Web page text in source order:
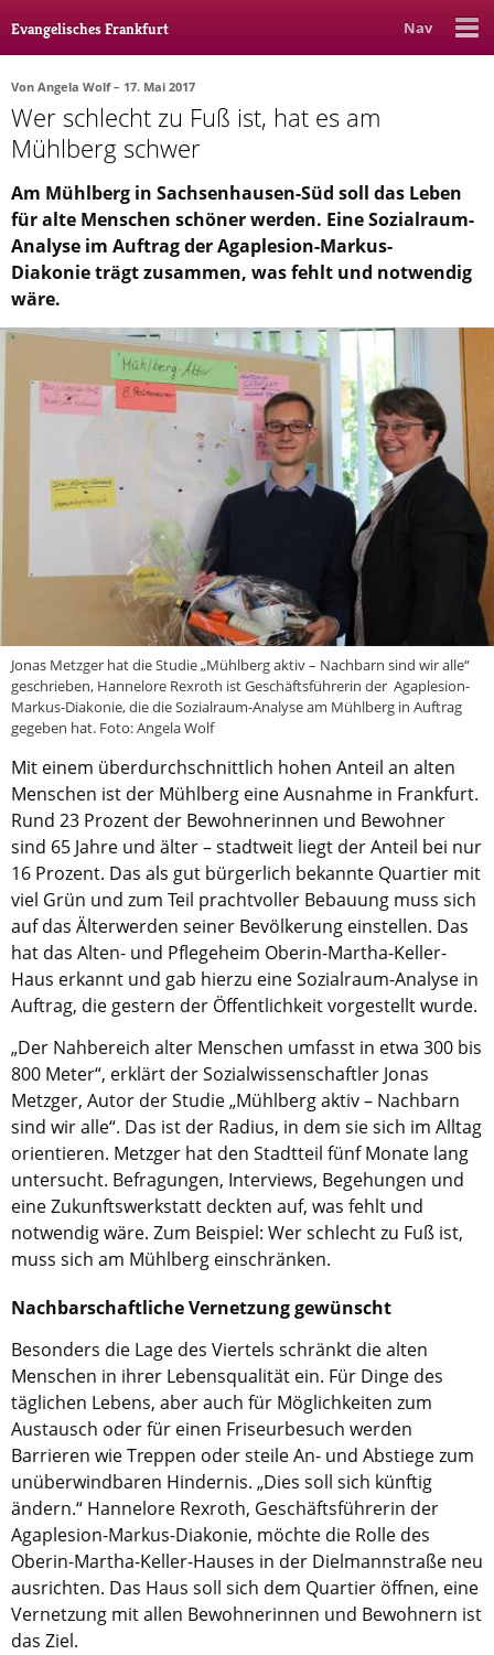
Evangelisches Frankfurt Nav
Rubrik Ausgabe Autor_in
Bücher & Filme
Ethik
Gott & Glauben
Kultur
Lebenslagen
Meinungen
Stadtkirche
Aktuelle Printausgabe
Oktober 2017
Informationen
Aus (nicht nur) Frankfurter Blogs
Beratung & Info
Impressum
Hinweis
Diese Website wurde am 28. November 2017
archiviert. Neues Online-Angebot:Evangelische
Kirche in Frankfurt.
Von Angela Wolf– 17. Mai 2017
Wer schlecht zu Fuß ist, hat es am
Mühlberg schwer
Am Mühlberg in Sachsenhausen-Süd soll das Leben
für alte Menschen schöner werden. Eine Sozialraum-
Analyse im Auftrag der Agaplesion-Markus-
Diakonie trägt zusammen, was fehlt und notwendig
wäre.
Jonas Metzger hat die Studie „Mühlberg aktiv – Nachbarn sind wir alle“
geschrieben, Hannelore Rexroth ist Geschäftsführerin der Agaplesion-
Markus-Diakonie, die die Sozialraum-Analyse am Mühlberg in Auftrag
gegeben hat. Foto: Angela Wolf
Mit einem überdurchschnittlich hohen Anteil an alten
Menschen ist der Mühlberg eine Ausnahme in Frankfurt.
Rund 23 Prozent der Bewohnerinnen und Bewohner
sind 65 Jahre und älter – stadtweit liegt der Anteil bei nur
16 Prozent. Das als gut bürgerlich bekannte Quartier mit
viel Grün und zum Teil prachtvoller Bebauung muss sich
auf das Älterwerden seiner Bevölkerung einstellen. Das
hat das Alten- und Pflegeheim Oberin-Martha-Keller-
Haus erkannt und gab hierzu eine Sozialraum-Analyse in
Auftrag, die gestern der Öffentlichkeit vorgestellt wurde.
„Der Nahbereich alter Menschen umfasst in etwa 300 bis
800 Meter“, erklärt der Sozialwissenschaftler Jonas
Metzger, Autor der Studie „Mühlberg aktiv – Nachbarn
sind wir alle“. Das ist der Radius, in dem sie sich im Alltag
orientieren. Metzger hat den Stadtteil fünf Monate lang
untersucht. Befragungen, Interviews, Begehungen und
eine Zukunftswerkstatt deckten auf, was fehlt und
notwendig wäre. Zum Beispiel: Wer schlecht zu Fuß ist,
muss sich am Mühlberg einschränken.
Nachbarschaftliche Vernetzung gewünscht
Besonders die Lage des Viertels schränkt die alten
Menschen in ihrer Lebensqualität ein. Für Dinge des
täglichen Lebens, aber auch für Möglichkeiten zum
Austausch oder für einen Friseurbesuch werden
Barrieren wie Treppen oder steile An- und Abstiege zum
unüberwindbaren Hindernis. „Dies soll sich künftig
ändern.“ Hannelore Rexroth, Geschäftsführerin der
Agaplesion-Markus-Diakonie, möchte die Rolle des
Oberin-Martha-Keller-Hauses in der Dielmannstraße neu
ausrichten. Das Haus soll sich dem Quartier öffnen, eine
Vernetzung mit allen Bewohnerinnen und Bewohnern ist
das Ziel.